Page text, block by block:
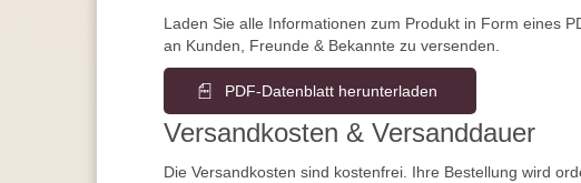
Laden Sie alle Informationen zum Produkt in Form eines
an Kunden, Freunde & Bekannte zu versenden.
PDF-Datenblatt herunterladen
Versandkosten & Versanddauer
Die Versandkosten sind kostenfrei. Ihre Bestellung wird